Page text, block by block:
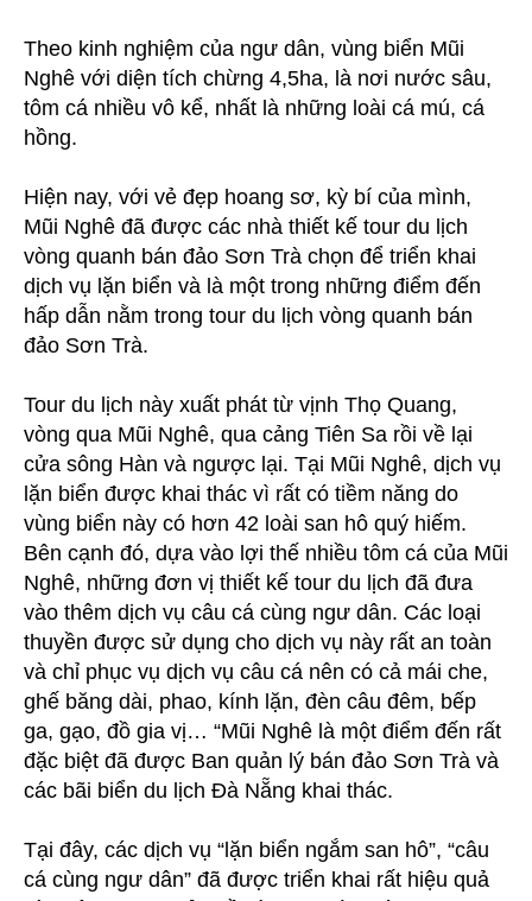
Theo kinh nghiệm của ngư dân, vùng biển Mũi
Nghê với diện tích chừng 4,5ha, là nơi nước sâu,
tôm cá nhiều vô kể, nhất là những loài cá mú, cá
hồng.
Hiện nay, với vẻ đẹp hoang sơ, kỳ bí của mình,
Mũi Nghê đã được các nhà thiết kế tour du lịch
vòng quanh bán đảo Sơn Trà chọn để triển khai
dịch vụ lặn biển và là một trong những điểm đến
hấp dẫn nằm trong tour du lịch vòng quanh bán
đảo Sơn Trà.
Tour du lịch này xuất phát từ vịnh Thọ Quang,
vòng qua Mũi Nghê, qua cảng Tiên Sa rồi về lại
cửa sông Hàn và ngược lại. Tại Mũi Nghê, dịch vụ
lặn biển được khai thác vì rất có tiềm năng do
vùng biển này có hơn 42 loài san hô quý hiếm.
Bên cạnh đó, dựa vào lợi thế nhiều tôm cá của Mũi
Nghê, những đơn vị thiết kế tour du lịch đã đưa
vào thêm dịch vụ câu cá cùng ngư dân. Các loại
thuyền được sử dụng cho dịch vụ này rất an toàn
và chỉ phục vụ dịch vụ câu cá nên có cả mái che,
ghế băng dài, phao, kính lặn, đèn câu đêm, bếp
ga, gạo, đồ gia vị… “Mũi Nghê là một điểm đến rất
đặc biệt đã được Ban quản lý bán đảo Sơn Trà và
các bãi biển du lịch Đà Nẵng khai thác.
Tại đây, các dịch vụ “lặn biển ngắm san hô”, “câu
cá cùng ngư dân” đã được triển khai rất hiệu quả